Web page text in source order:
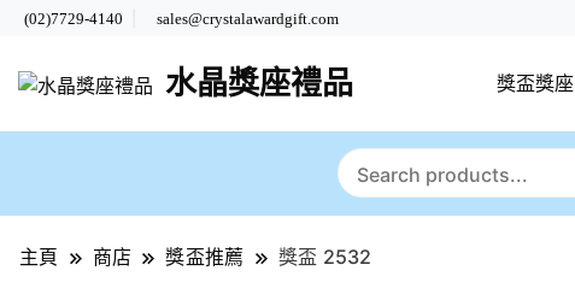
(02)7729-4140 sales@crystalawardgift.com
水晶獎座禮品 獎盃獎座
主頁 商店 獎盃推薦 獎盃 2532